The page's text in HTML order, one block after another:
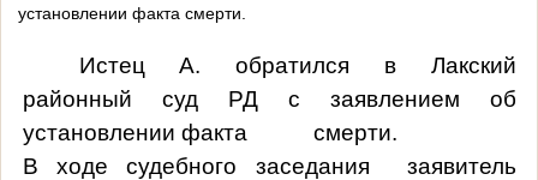
установлении факта смерти.
Истец А. обратился в Лакский
районный суд РД с заявлением об
установлении факта смерти.
В ходе судебного заседания заявитель